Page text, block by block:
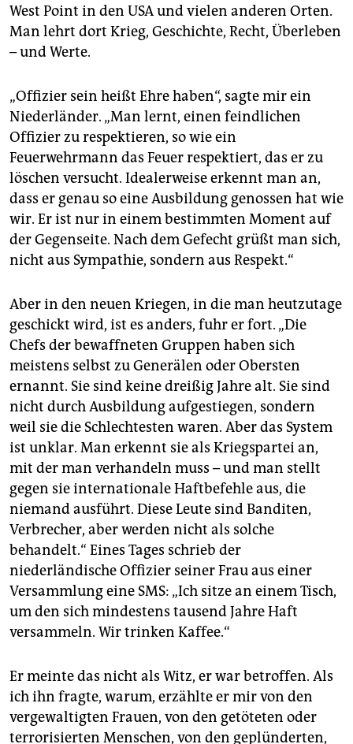
West Point in den USA und vielen anderen Orten.
Man lehrt dort Krieg, Geschichte, Recht, Überleben
– und Werte.
„Offizier sein heißt Ehre haben“, sagte mir ein
Niederländer. „Man lernt, einen feindlichen
Offizier zu respektieren, so wie ein
Feuerwehrmann das Feuer respektiert, das er zu
löschen versucht. Idealerweise erkennt man an,
dass er genau so eine Ausbildung genossen hat wie
wir. Er ist nur in einem bestimmten Moment auf
der Gegenseite. Nach dem Gefecht grüßt man sich,
nicht aus Sympathie, sondern aus Respekt.“
Aber in den neuen Kriegen, in die man heutzutage
geschickt wird, ist es anders, fuhr er fort. „Die
Chefs der bewaffneten Gruppen haben sich
meistens selbst zu Generälen oder Obersten
ernannt. Sie sind keine dreißig Jahre alt. Sie sind
nicht durch Ausbildung aufgestiegen, sondern
weil sie die Schlechtesten waren. Aber das System
ist unklar. Man erkennt sie als Kriegspartei an,
mit der man verhandeln muss – und man stellt
gegen sie internationale Haftbefehle aus, die
niemand ausführt. Diese Leute sind Banditen,
Verbrecher, aber werden nicht als solche
behandelt.“ Eines Tages schrieb der
niederländische Offizier seiner Frau aus einer
Versammlung eine SMS: „Ich sitze an einem Tisch,
um den sich mindestens tausend Jahre Haft
versammeln. Wir trinken Kaffee.“
Er meinte das nicht als Witz, er war betroffen. Als
ich ihn fragte, warum, erzählte er mir von den
vergewaltigten Frauen, von den getöteten oder
terrorisierten Menschen, von den geplünderten,